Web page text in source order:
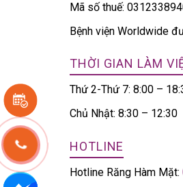
Mã số thuế:
Bệnh viện Worldwide
THỜI GIAN LÀM
Thứ 2-Thứ 7: 8:00 –
Chủ Nhật: 8:30 – 12:30
HOTLINE
Hotline Răng Hàm Mặt: